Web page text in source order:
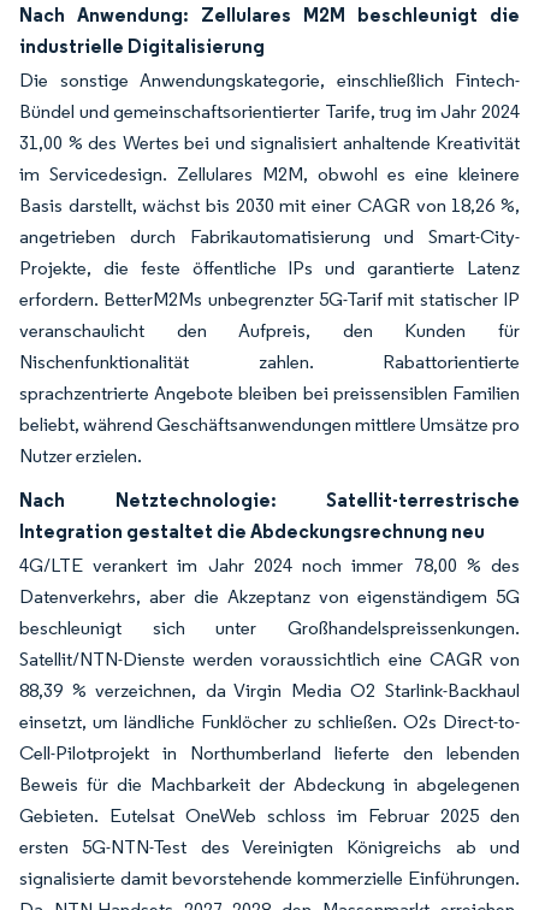
Nach Anwendung: Zellulares M2M beschleunigt die
industrielle Digitalisierung
Die sonstige Anwendungskategorie, einschließlich Fintech-
Bündel und gemeinschaftsorientierter Tarife, trug im Jahr 2024
31,00 % des Wertes bei und signalisiert anhaltende Kreativität
im Servicedesign. Zellulares M2M, obwohl es eine kleinere
Basis darstellt, wächst bis 2030 mit einer CAGR von 18,26 %,
angetrieben durch Fabrikautomatisierung und Smart-City-
Projekte, die feste öffentliche IPs und garantierte Latenz
erfordern. BetterM2Ms unbegrenzter 5G-Tarif mit statischer IP
veranschaulicht den Aufpreis, den Kunden für
Nischenfunktionalität zahlen. Rabattorientierte
sprachzentrierte Angebote bleiben bei preissensiblen Familien
beliebt, während Geschäftsanwendungen mittlere Umsätze pro
Nutzer erzielen.
Nach Netztechnologie: Satellit-terrestrische
Integration gestaltet die Abdeckungsrechnung neu
4G/LTE verankert im Jahr 2024 noch immer 78,00 % des
Datenverkehrs, aber die Akzeptanz von eigenständigem 5G
beschleunigt sich unter Großhandelspreissenkungen.
Satellit/NTN-Dienste werden voraussichtlich eine CAGR von
88,39 % verzeichnen, da Virgin Media O2 Starlink-Backhaul
einsetzt, um ländliche Funklöcher zu schließen. O2s Direct-to-
Cell-Pilotprojekt in Northumberland lieferte den lebenden
Beweis für die Machbarkeit der Abdeckung in abgelegenen
Gebieten. Eutelsat OneWeb schloss im Februar 2025 den
ersten 5G-NTN-Test des Vereinigten Königreichs ab und
signalisierte damit bevorstehende kommerzielle Einführungen.